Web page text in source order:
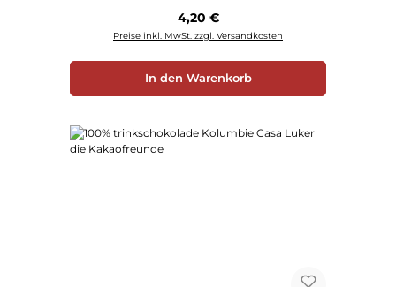
Regulärer Preis:
4,20 €
Preise inkl. MwSt. zzgl. Versandkosten
In den Warenkorb